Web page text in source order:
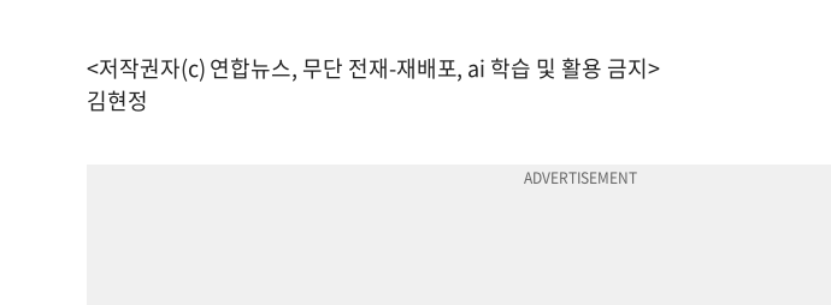
<저작권자(c) 연합뉴스, 무단 전재-재배포, ai 학습 및 활용 금지>
김현정